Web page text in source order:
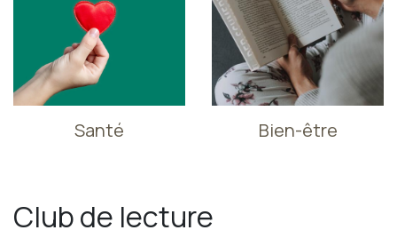
Santé Bien-être
Club de lecture